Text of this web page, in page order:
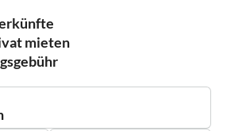
mieten